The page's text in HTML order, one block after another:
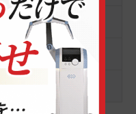
￥80,000
(￥16,000/回）
￥120,000
(￥12,000/回）
￥180,000